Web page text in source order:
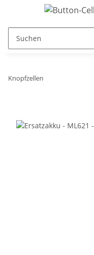
Knopfzellen